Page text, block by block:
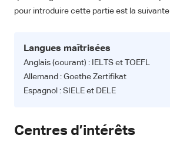
pour introduire cette partie est la suivante
Langues maîtrisées
Anglais (courant) : IELTS et TOEFL
Allemand : Goethe Zertifikat
Espagnol : SIELE et DELE
Centres d’intérêts